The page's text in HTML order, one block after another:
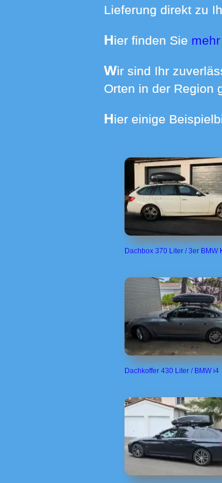
Lieferung direkt zu
Hier finden Sie
Wir sind Ihr zuverlässiger Ansprechpartner wenn es um die Miete einer Dachbox in Kusel und weiteren
Orten in der Region
Hier einige
Dachbox 370 Liter / 3er BMW
Dachkoffer 430 Liter / BMW i4